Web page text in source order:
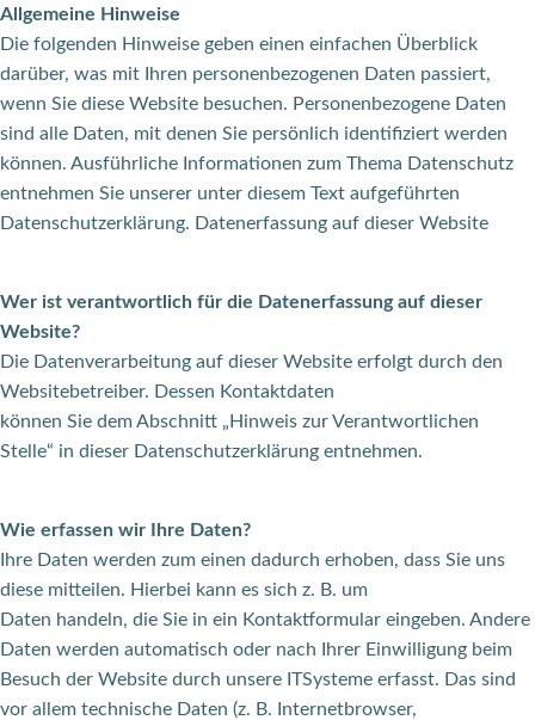
Allgemeine Hinweise
Die folgenden Hinweise geben einen einfachen Überblick
darüber, was mit Ihren personenbezogenen Daten passiert,
wenn Sie diese Website besuchen. Personenbezogene Daten
sind alle Daten, mit denen Sie persönlich identifiziert werden
können. Ausführliche Informationen zum Thema Datenschutz
entnehmen Sie unserer unter diesem Text aufgeführten
Datenschutzerklärung. Datenerfassung auf dieser Website
Wer ist verantwortlich für die Datenerfassung auf dieser
Website?
Die Datenverarbeitung auf dieser Website erfolgt durch den
Websitebetreiber. Dessen Kontaktdaten
können Sie dem Abschnitt „Hinweis zur Verantwortlichen
Stelle“ in dieser Datenschutzerklärung entnehmen.
Wie erfassen wir Ihre Daten?
Ihre Daten werden zum einen dadurch erhoben, dass Sie uns
diese mitteilen. Hierbei kann es sich z. B. um
Daten handeln, die Sie in ein Kontaktformular eingeben. Andere
Daten werden automatisch oder nach Ihrer Einwilligung beim
Besuch der Website durch unsere ITSysteme erfasst. Das sind
vor allem technische Daten (z. B. Internetbrowser,